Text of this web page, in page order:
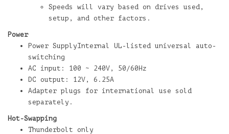
Speeds will vary based on drives used,
setup, and other factors.
Power
Power SupplyInternal UL-listed universal auto-
switching
AC input: 100 ~ 240V, 50/60Hz
DC output: 12V, 6.25A
Adapter plugs for international use sold
separately.
Hot-Swapping
Thunderbolt only